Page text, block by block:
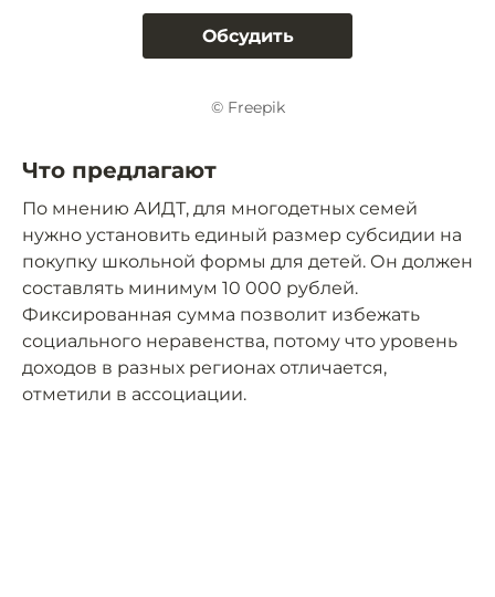
Обсудить
© Freepik
Что предлагают
По мнению АИДТ, для многодетных семей
нужно установить единый размер субсидии на
покупку школьной формы для детей. Он должен
составлять минимум 10 000 рублей.
Фиксированная сумма позволит избежать
социального неравенства, потому что уровень
доходов в разных регионах отличается,
отметили в ассоциации.